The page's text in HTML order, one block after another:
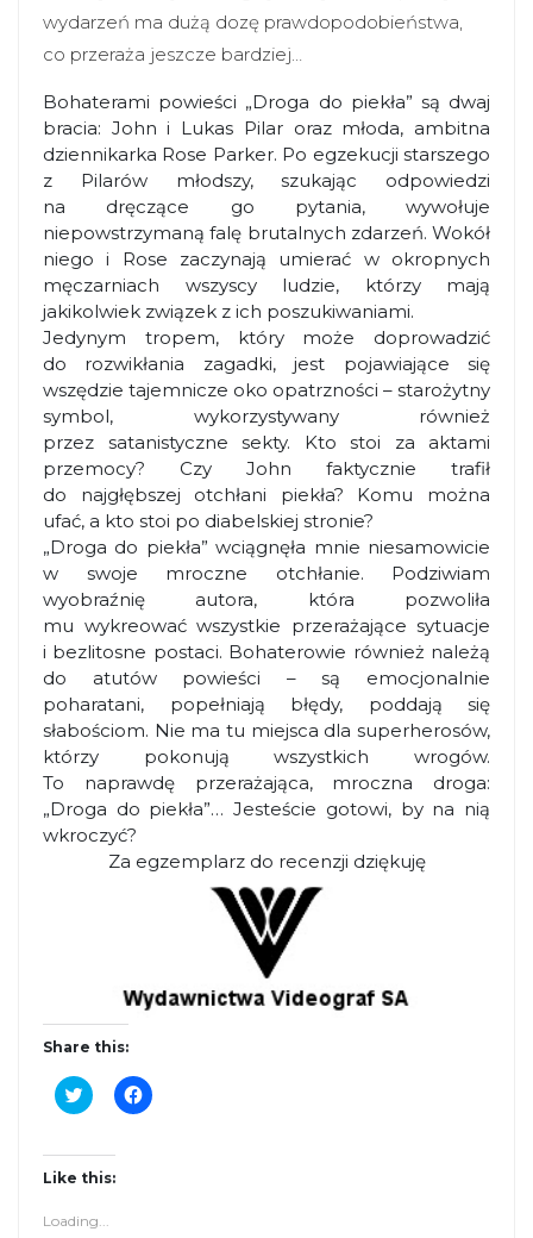
wydarzeń ma dużą dozę prawdopodobieństwa,
co przeraża jeszcze bardziej…
Bohaterami powieści „Droga do piekła” są dwaj
bracia: John i Lukas Pilar oraz młoda, ambitna
dziennikarka Rose Parker. Po egzekucji starszego
z Pilarów młodszy, szukając odpowiedzi
na dręczące go pytania, wywołuje
niepowstrzymaną falę brutalnych zdarzeń. Wokół
niego i Rose zaczynają umierać w okropnych
męczarniach wszyscy ludzie, którzy mają
jakikolwiek związek z ich poszukiwaniami.
Jedynym tropem, który może doprowadzić
do rozwikłania zagadki, jest pojawiające się
wszędzie tajemnicze oko opatrzności – starożytny
symbol, wykorzystywany również
przez satanistyczne sekty. Kto stoi za aktami
przemocy? Czy John faktycznie trafił
do najgłębszej otchłani piekła? Komu można
ufać, a kto stoi po diabelskiej stronie?
„Droga do piekła” wciągnęła mnie niesamowicie
w swoje mroczne otchłanie. Podziwiam
wyobraźnię autora, która pozwoliła
mu wykreować wszystkie przerażające sytuacje
i bezlitosne postaci. Bohaterowie również należą
do atutów powieści – są emocjonalnie
poharatani, popełniają błędy, poddają się
słabościom. Nie ma tu miejsca dla superherosów,
którzy pokonują wszystkich wrogów.
To naprawdę przerażająca, mroczna droga:
„Droga do piekła”… Jesteście gotowi, by na nią
wkroczyć?
Za egzemplarz do recenzji dziękuję
Share this:
C
l
k
t
o
s
h
C
l
Like this:
Loading...